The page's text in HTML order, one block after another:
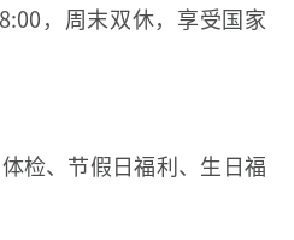
，周末双休，享受国家
检、节假日福利、生日福